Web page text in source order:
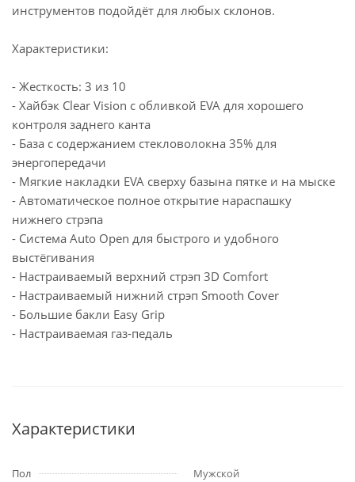
инструментов подойдёт для любых склонов.
Характеристики:
- Жесткость: 3 из 10
- Хайбэк Clear Vision с обливкой EVA для хорошего
контроля заднего канта
- База с содержанием стекловолокна 35% для
энергопередачи
- Мягкие накладки EVA сверху базына пятке и на мыске
- Автоматическое полное открытие нараспашку
нижнего стрэпа
- Система Auto Open для быстрого и удобного
выстёгивания
- Настраиваемый верхний стрэп 3D Comfort
- Настраиваемый нижний стрэп Smooth Cover
- Большие бакли Easy Grip
- Настраиваемая газ-педаль
Характеристики
Пол
Мужской